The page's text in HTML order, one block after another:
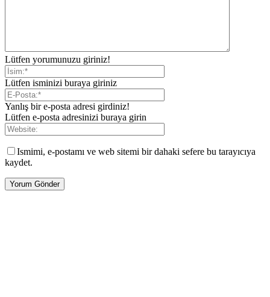
Lütfen yorumunuzu giriniz!
Lütfen isminizi buraya giriniz
Yanlış bir e-posta adresi girdiniz!
Lütfen e-posta adresinizi buraya girin
Ismimi, e-postamı ve web sitemi bir dahaki sefere bu tarayıcıya
kaydet.